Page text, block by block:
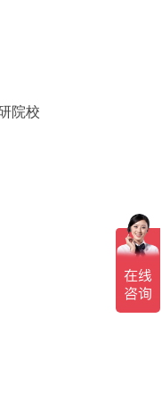
院校